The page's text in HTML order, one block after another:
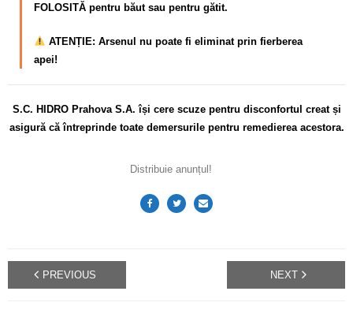
FOLOSITĂ pentru băut sau pentru gătit.
ATENȚIE: Arsenul nu poate fi eliminat prin fierberea
apei!
S.C. HIDRO Prahova S.A. își cere scuze pentru disconfortul creat și
asigură că întreprinde toate demersurile pentru remedierea acestora.
Distribuie anunțul!
PREVIOUS NEXT